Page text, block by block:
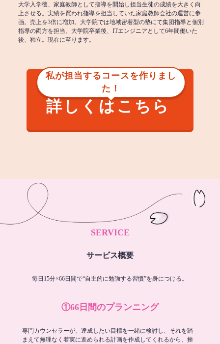
大学入学後、家庭教師として指導を開始し担当生徒の成績を大きく向
上させる。実績を買われ指導を担当していた家庭教師会社の運営に参
画。売上を3倍に増加。大学院では地域密着型の塾にて集団指導と個別
指導の両方を担当。大学院卒業後、ITエンジニアとして6年間働いた
後、独立。現在に至ります。
私が担当するコースを作りまし
た！
詳しくはこちら
SERVICE
サービス概要
毎日15分×66日間で“自主的に勉強する習慣”を身につける。
①66日間のプランニング
専門カウンセラーが、達成したい目標を一緒に検討し、それを踏
まえて無理なく着実に進められる計画を作成してくれるから、挫